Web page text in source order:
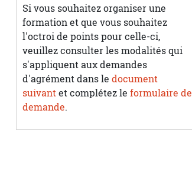
Si vous souhaitez organiser une
formation et que vous souhaitez
l'octroi de points pour celle-ci,
veuillez consulter les modalités qui
s'appliquent aux demandes
d'agrément dans ledocument
suivantet complétez leformulaire de
demande.